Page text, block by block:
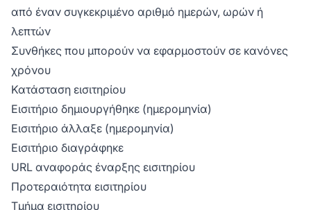
από έναν συγκεκριμένο αριθμό ημερών, ωρών ή
λεπτών
Συνθήκες που μπορούν να εφαρμοστούν σε κανόνες
χρόνου
Κατάσταση εισιτηρίου
Εισιτήριο δημιουργήθηκε (ημερομηνία)
Εισιτήριο άλλαξε (ημερομηνία)
Εισιτήριο διαγράφηκε
URL αναφοράς έναρξης εισιτηρίου
Προτεραιότητα εισιτηρίου
Τμήμα εισιτηρίου